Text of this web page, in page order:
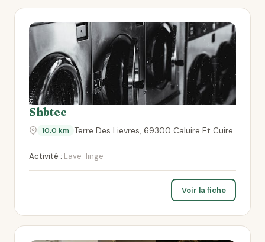
Shbtec
10.0 km Terre Des Lievres, 69300 Caluire Et Cuire
Activité : Lave-linge
Voir la fiche